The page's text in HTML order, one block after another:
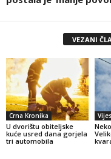
VEZANI
Crna Kronika
U dvorištu obiteljske
kuće usred dana gorjela
tri automobila